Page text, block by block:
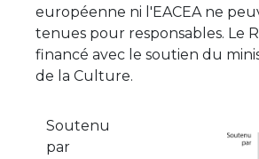
européenne ni l'EACEA ne
tenues pour responsables. Le
financé avec le soutien du
de la Culture.
Soutenu
par